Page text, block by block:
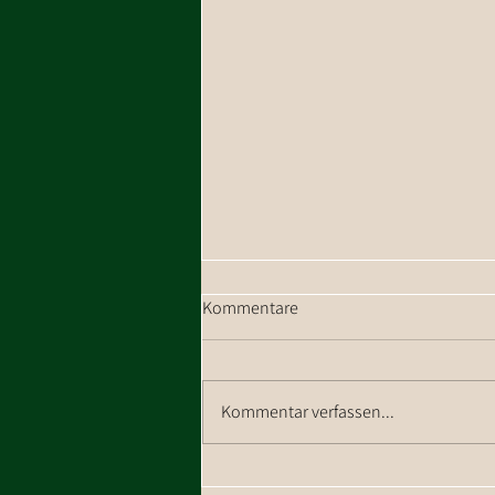
Kommentare
Kommentar verfassen...